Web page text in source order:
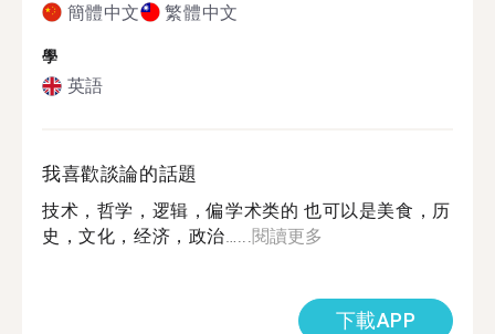
簡體中文 繁體中文
學
英語
我喜歡談論的話題
技术，哲学，逻辑，偏学术类的 也可以是美食，历
史，文化，经济，政治…...閱讀更多
下載APP